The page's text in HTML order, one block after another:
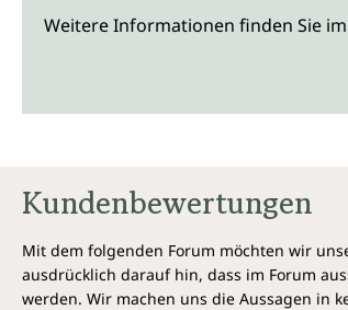
Weitere Informationen finden Sie
Kundenbewertungen
Mit dem folgenden Forum möchten wir
ausdrücklich darauf hin, dass im Forum
werden. Wir machen uns die Aussagen in